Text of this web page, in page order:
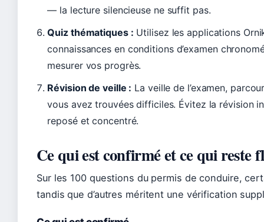
— la lecture silencieuse ne suffit pas.
Quiz thématiques : Utilisez les applications
connaissances en conditions d’examen
mesurer vos progrès.
Révision de veille : La veille de l’examen,
vous avez trouvées difficiles. Évitez la révision
reposé et concentré.
Ce qui est confirmé et ce qui reste
Sur les 100 questions du permis de conduire,
tandis que d’autres méritent une vérification